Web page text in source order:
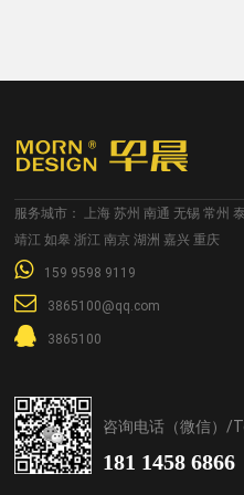
服务城市： 上海 苏州 南通 无锡 常州
靖江 如皋 浙江 南京 湖洲 嘉兴 重庆
159 9598 9119
3865100@qq.com
3865100
咨询电话（微信）/
181 1458 6866